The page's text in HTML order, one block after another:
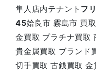
隼人店内テナント フ
45姶良市 霧島市 買
金買取 プラチナ買取
貴金属買取 ブランド
切手買取 古銭買取